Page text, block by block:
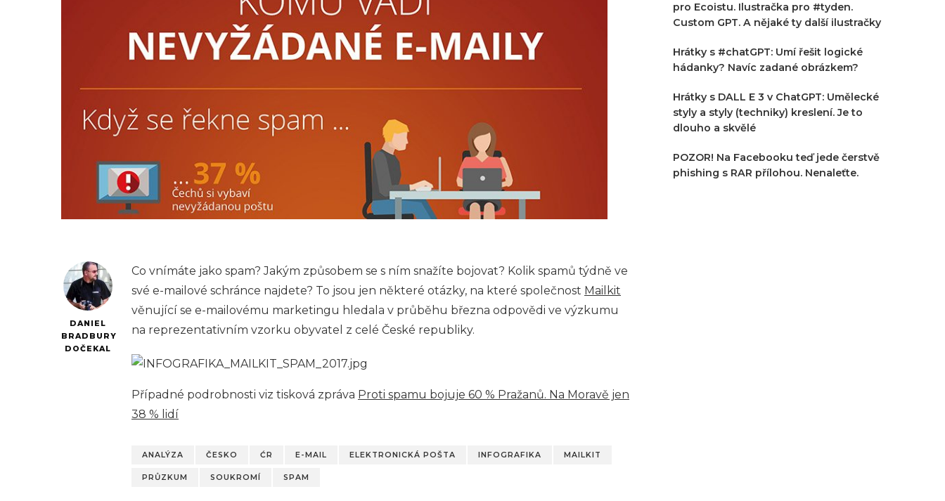
DANIEL
BRADBURY
DOČEKAL
Co vnímáte jako spam? Jakým způsobem se s ním snažíte bojovat? Kolik spamů týdně ve
své e-mailové schránce najdete? To jsou jen některé otázky, na které společnost Mailkit
věnující se e-mailovému marketingu hledala v průběhu března odpovědi ve výzkumu
na reprezentativním vzorku obyvatel z celé České republiky.
Případné podrobnosti viz tisková zpráva Proti spamu bojuje 60 % Pražanů. Na Moravě jen
38 % lidí
ANALÝZA ČESKO ĆR E-MAIL ELEKTRONICKÁ POŠTA INFOGRAFIKA MAILKIT
PRŮZKUM SOUKROMÍ SPAM
pro Ecoistu. Ilustračka pro #tyden.
Custom GPT. A nějaké ty další ilustračky
Hrátky s #chatGPT: Umí řešit logické
hádanky? Navíc zadané obrázkem?
Hrátky s DALL E 3 v ChatGPT: Umělecké
styly a styly (techniky) kreslení. Je to
dlouho a skvělé
POZOR! Na Facebooku teď jede čerstvě
phishing s RAR přílohou. Nenaleťte.